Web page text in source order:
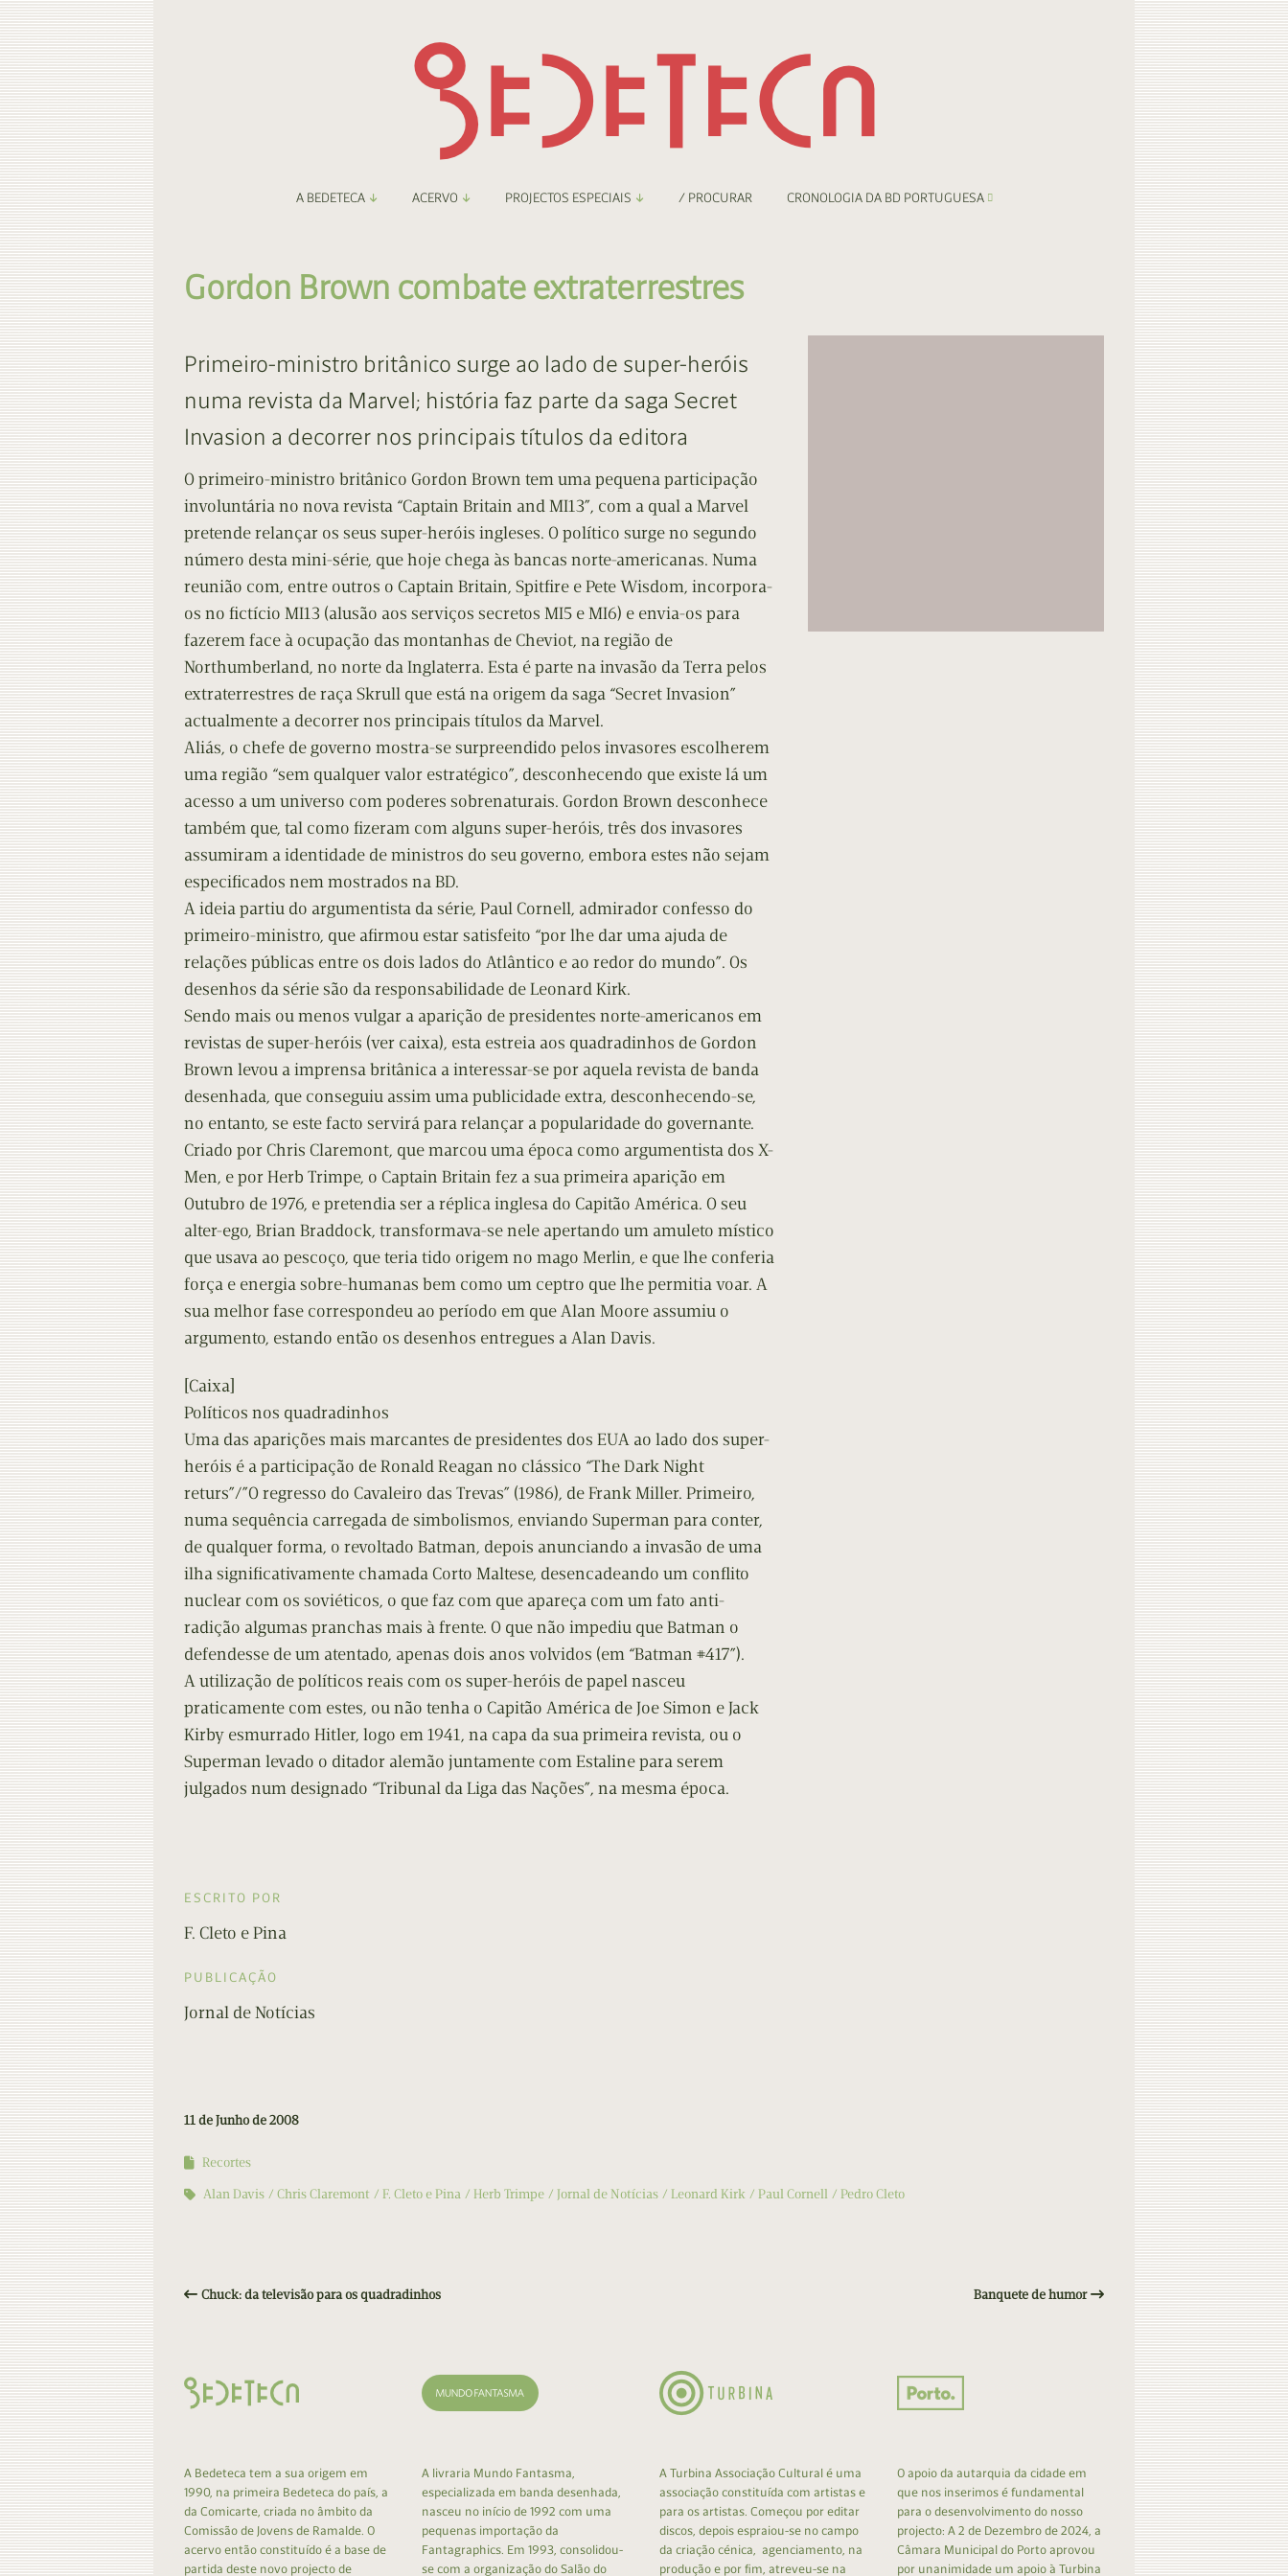
A BEDETECA
Amigos da Bedeteca
Contacto
ACERVO
Fanzineteca Comicarte
Documentos
Doação de Edições
PROJECTOS ESPECIAIS
Recortes
/ PROCURAR CRONOLOGIA DA BD PORTUGUESA
Gordon Brown combate extraterrestres
Primeiro-ministro britânico surge ao lado de super-heróis
numa revista da Marvel; história faz parte da saga Secret
Invasion a decorrer nos principais títulos da editora
O primeiro-ministro britânico Gordon Brown tem uma pequena participação
involuntária no nova revista “Captain Britain and MI13”, com a qual a Marvel
pretende relançar os seus super-heróis ingleses. O político surge no segundo
número desta mini-série, que hoje chega às bancas norte-americanas. Numa
reunião com, entre outros o Captain Britain, Spitfire e Pete Wisdom, incorpora-
os no fictício MI13 (alusão aos serviços secretos MI5 e MI6) e envia-os para
fazerem face à ocupação das montanhas de Cheviot, na região de
Northumberland, no norte da Inglaterra. Esta é parte na invasão da Terra pelos
extraterrestres de raça Skrull que está na origem da saga “Secret Invasion”
actualmente a decorrer nos principais títulos da Marvel.
Aliás, o chefe de governo mostra-se surpreendido pelos invasores escolherem
uma região “sem qualquer valor estratégico”, desconhecendo que existe lá um
acesso a um universo com poderes sobrenaturais. Gordon Brown desconhece
também que, tal como fizeram com alguns super-heróis, três dos invasores
assumiram a identidade de ministros do seu governo, embora estes não sejam
especificados nem mostrados na BD.
A ideia partiu do argumentista da série, Paul Cornell, admirador confesso do
primeiro-ministro, que afirmou estar satisfeito “por lhe dar uma ajuda de
relações públicas entre os dois lados do Atlântico e ao redor do mundo”. Os
desenhos da série são da responsabilidade de Leonard Kirk.
Sendo mais ou menos vulgar a aparição de presidentes norte-americanos em
revistas de super-heróis (ver caixa), esta estreia aos quadradinhos de Gordon
Brown levou a imprensa britânica a interessar-se por aquela revista de banda
desenhada, que conseguiu assim uma publicidade extra, desconhecendo-se,
no entanto, se este facto servirá para relançar a popularidade do governante.
Criado por Chris Claremont, que marcou uma época como argumentista dos X-
Men, e por Herb Trimpe, o Captain Britain fez a sua primeira aparição em
Outubro de 1976, e pretendia ser a réplica inglesa do Capitão América. O seu
alter-ego, Brian Braddock, transformava-se nele apertando um amuleto místico
que usava ao pescoço, que teria tido origem no mago Merlin, e que lhe conferia
força e energia sobre-humanas bem como um ceptro que lhe permitia voar. A
sua melhor fase correspondeu ao período em que Alan Moore assumiu o
argumento, estando então os desenhos entregues a Alan Davis.
[Caixa]
Políticos nos quadradinhos
Uma das aparições mais marcantes de presidentes dos EUA ao lado dos super-
heróis é a participação de Ronald Reagan no clássico “The Dark Night
returs”/”O regresso do Cavaleiro das Trevas” (1986), de Frank Miller. Primeiro,
numa sequência carregada de simbolismos, enviando Superman para conter,
de qualquer forma, o revoltado Batman, depois anunciando a invasão de uma
ilha significativamente chamada Corto Maltese, desencadeando um conflito
nuclear com os soviéticos, o que faz com que apareça com um fato anti-
radição algumas pranchas mais à frente. O que não impediu que Batman o
defendesse de um atentado, apenas dois anos volvidos (em “Batman #417”).
A utilização de políticos reais com os super-heróis de papel nasceu
praticamente com estes, ou não tenha o Capitão América de Joe Simon e Jack
Kirby esmurrado Hitler, logo em 1941, na capa da sua primeira revista, ou o
Superman levado o ditador alemão juntamente com Estaline para serem
julgados num designado “Tribunal da Liga das Nações”, na mesma época.
ESCRITO POR
F. Cleto e Pina
PUBLICAÇÃO
Jornal de Notícias
11 de Junho de 2008
Recortes
Alan Davis
Chris Claremont F. Cleto e Pina Herb Trimpe Jornal de Notícias Leonard Kirk Paul Cornell Pedro Cleto
Chuck: da televisão para os quadradinhos Banquete de humor
A Bedeteca tem a sua origem em
1990, na primeira Bedeteca do país, a
da Comicarte, criada no âmbito da
Comissão de Jovens de Ramalde. O
acervo então constituído é a base de
partida deste novo projecto de
A livraria Mundo Fantasma,
especializada em banda desenhada,
nasceu no início de 1992 com uma
pequenas importação da
Fantagraphics. Em 1993, consolidou-
se com a organização do Salão do
A Turbina Associação Cultural é uma
associação constituída com artistas e
para os artistas. Começou por editar
discos, depois espraiou-se no campo
da criação cénica, agenciamento, na
produção e por fim, atreveu-se na
O apoio da autarquia da cidade em
que nos inserimos é fundamental
para o desenvolvimento do nosso
projecto: A 2 de Dezembro de 2024, a
Câmara Municipal do Porto aprovou
por unanimidade um apoio à Turbina